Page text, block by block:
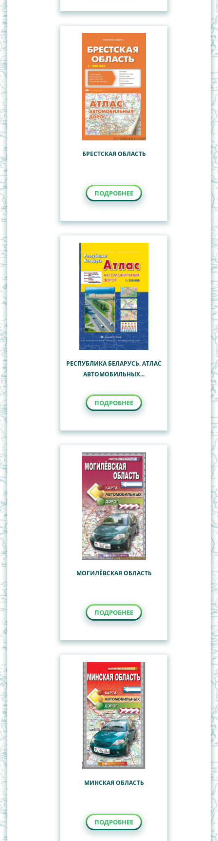
БРЕСТСКАЯ ОБЛАСТЬ
ПОДРОБНЕЕ
РЕСПУБЛИКА БЕЛАРУСЬ. АТЛАС
АВТОМОБИЛЬНЫХ...
ПОДРОБНЕЕ
МОГИЛЁВСКАЯ ОБЛАСТЬ
ПОДРОБНЕЕ
МИНСКАЯ ОБЛАСТЬ
ПОДРОБНЕЕ